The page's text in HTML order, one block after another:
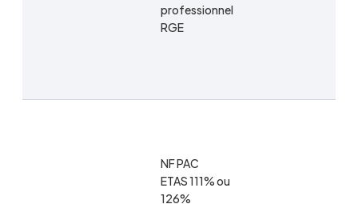
professionnel
RGE
NF PAC
ETAS 111% ou
126%